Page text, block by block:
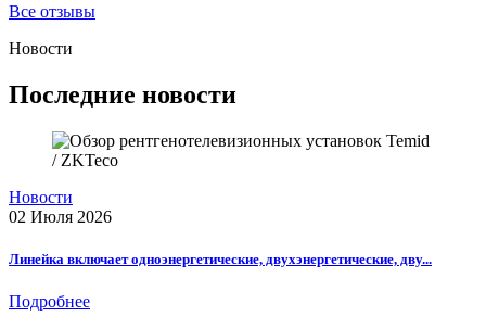
Все отзывы
Новости
Последние новости
Новости
02 Июля 2026
Линейка включает одноэнергетические, двухэнергетические, дву...
Подробнее